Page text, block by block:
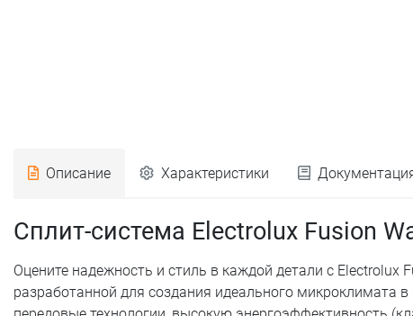
Описание Характеристики
Сплит-система Electrolux Fusion
Оцените надежность и стиль в каждой детали с Electrolux
разработанной для создания идеального микроклимата